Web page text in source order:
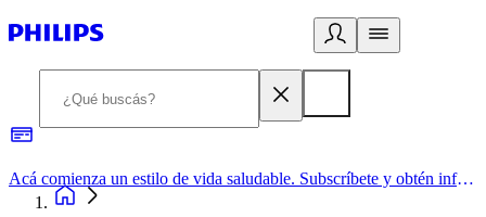
Acá comienza un estilo de vida saludable. Subscríbete y obtén información de primera mano